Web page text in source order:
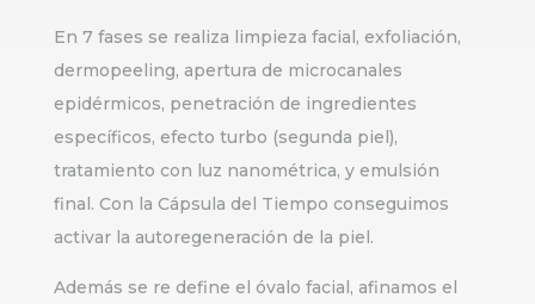
En 7 fases se realiza limpieza facial, exfoliación,
dermopeeling, apertura de microcanales
epidérmicos, penetración de ingredientes
específicos, efecto turbo (segunda piel),
tratamiento con luz nanométrica, y emulsión
final. Con la Cápsula del Tiempo conseguimos
activar la autoregeneración de la piel.
Además se re define el óvalo facial, afinamos el